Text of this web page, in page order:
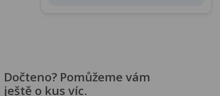
Dočteno? Pomůžeme vám
ještě o kus víc.